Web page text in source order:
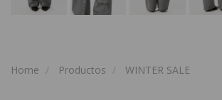
Home Productos WINTER SALE